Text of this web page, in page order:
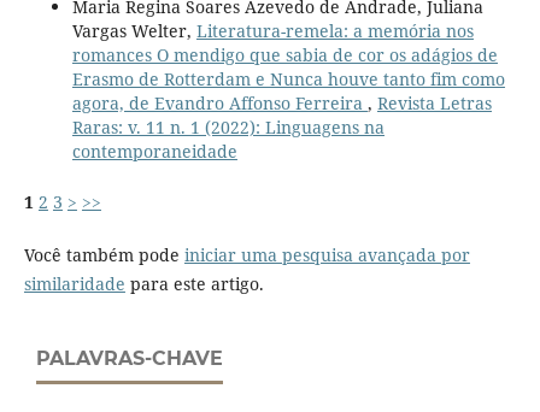
Maria Regina Soares Azevedo de Andrade, Juliana
Vargas Welter, Literatura-remela: a memória nos
romances O mendigo que sabia de cor os adágios de
Erasmo de Rotterdam e Nunca houve tanto fim como
agora, de Evandro Affonso Ferreira , Revista Letras
Raras: v. 11 n. 1 (2022): Linguagens na
contemporaneidade
1 2 3 > >>
Você também pode iniciar uma pesquisa avançada por
similaridade para este artigo.
PALAVRAS-CHAVE